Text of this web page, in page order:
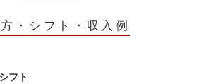
・シフト・収入例
シフト